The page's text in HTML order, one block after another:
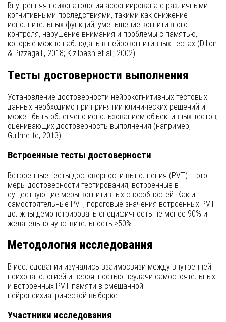
Внутренняя психопатология ассоциирована с различными
когнитивными последствиями, такими как снижение
исполнительных функций, уменьшение когнитивного
контроля, нарушение внимания и проблемы с памятью,
которые можно наблюдать в нейрокогнитивных тестах (Dillon
& Pizzagalli, 2018; Kizilbash et al., 2002).
Тесты достоверности выполнения
Установление достоверности нейрокогнитивных тестовых
данных необходимо при принятии клинических решений и
может быть облегчено использованием объективных тестов,
оценивающих достоверность выполнения (например,
Guilmette, 2013).
Встроенные тесты достоверности
Встроенные тесты достоверности выполнения (PVT) – это
меры достоверности тестирования, встроенные в
существующие меры когнитивных способностей. Как и
самостоятельные PVT, пороговые значения встроенных PVT
должны демонстрировать специфичность не менее 90% и
желательно чувствительность ≥50%.
Методология исследования
В исследовании изучались взаимосвязи между внутренней
психопатологией и вероятностью неудачи самостоятельных
и встроенных PVT памяти в смешанной
нейропсихиатрической выборке.
Участники исследования